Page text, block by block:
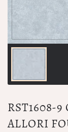
RST1608-
ALLORI